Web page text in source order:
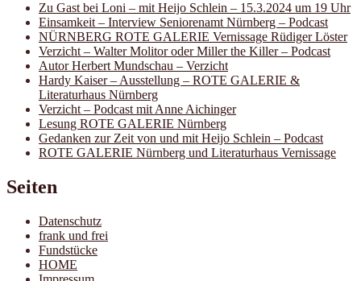
Zu Gast bei Loni – mit Heijo Schlein – 15.3.2024 um 19 Uhr
Einsamkeit – Interview Seniorenamt Nürnberg – Podcast
NÜRNBERG ROTE GALERIE Vernissage Rüdiger Löster
Verzicht – Walter Molitor oder Miller the Killer – Podcast
Autor Herbert Mundschau – Verzicht
Hardy Kaiser – Ausstellung – ROTE GALERIE &
Literaturhaus Nürnberg
Verzicht – Podcast mit Anne Aichinger
Lesung ROTE GALERIE Nürnberg
Gedanken zur Zeit von und mit Heijo Schlein – Podcast
ROTE GALERIE Nürnberg und Literaturhaus Vernissage
Seiten
Datenschutz
frank und frei
Fundstücke
HOME